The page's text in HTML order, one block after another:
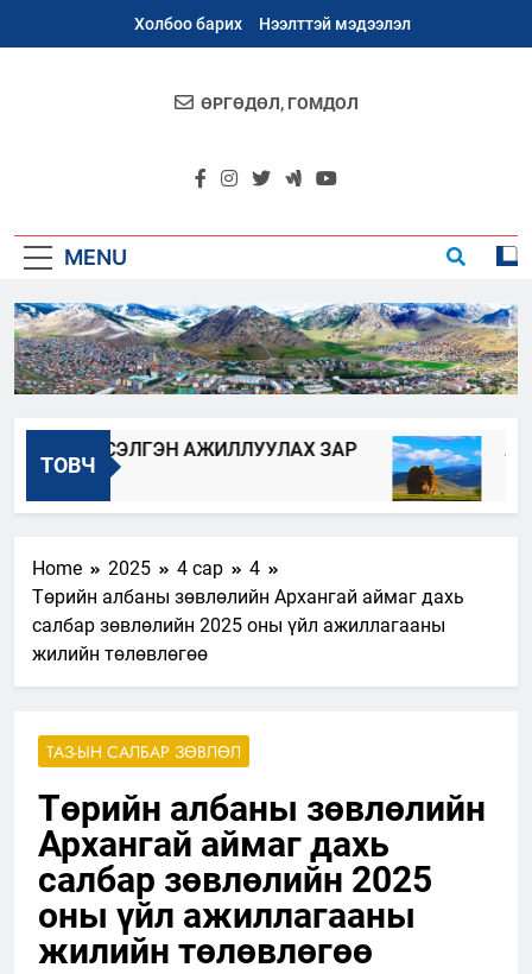
Холбоо барих Нээлттэй мэдээлэл
Архангай
ӨРГӨДӨЛ, ГОМДОЛ
MENU
ТОВЧ
СЭЛГЭН АЖИЛЛУУЛАХ ЗАР
2023-
Home 2025 4 сар
4
Төрийн албаны зөвлөлийн Архангай аймаг дахь
салбар зөвлөлийн 2025 оны үйл ажиллагааны
жилийн төлөвлөгөө
ТАЗ-ЫН САЛБАР ЗӨВЛӨЛ
Төрийн албаны зөвлөлийн
Архангай аймаг дахь
салбар зөвлөлийн 2025
оны үйл ажиллагааны
жилийн төлөвлөгөө